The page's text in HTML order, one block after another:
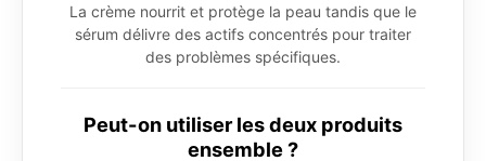
La crème nourrit et protège la peau tandis que le
sérum délivre des actifs concentrés pour traiter
des problèmes spécifiques.
Peut-on utiliser les deux produits
ensemble ?